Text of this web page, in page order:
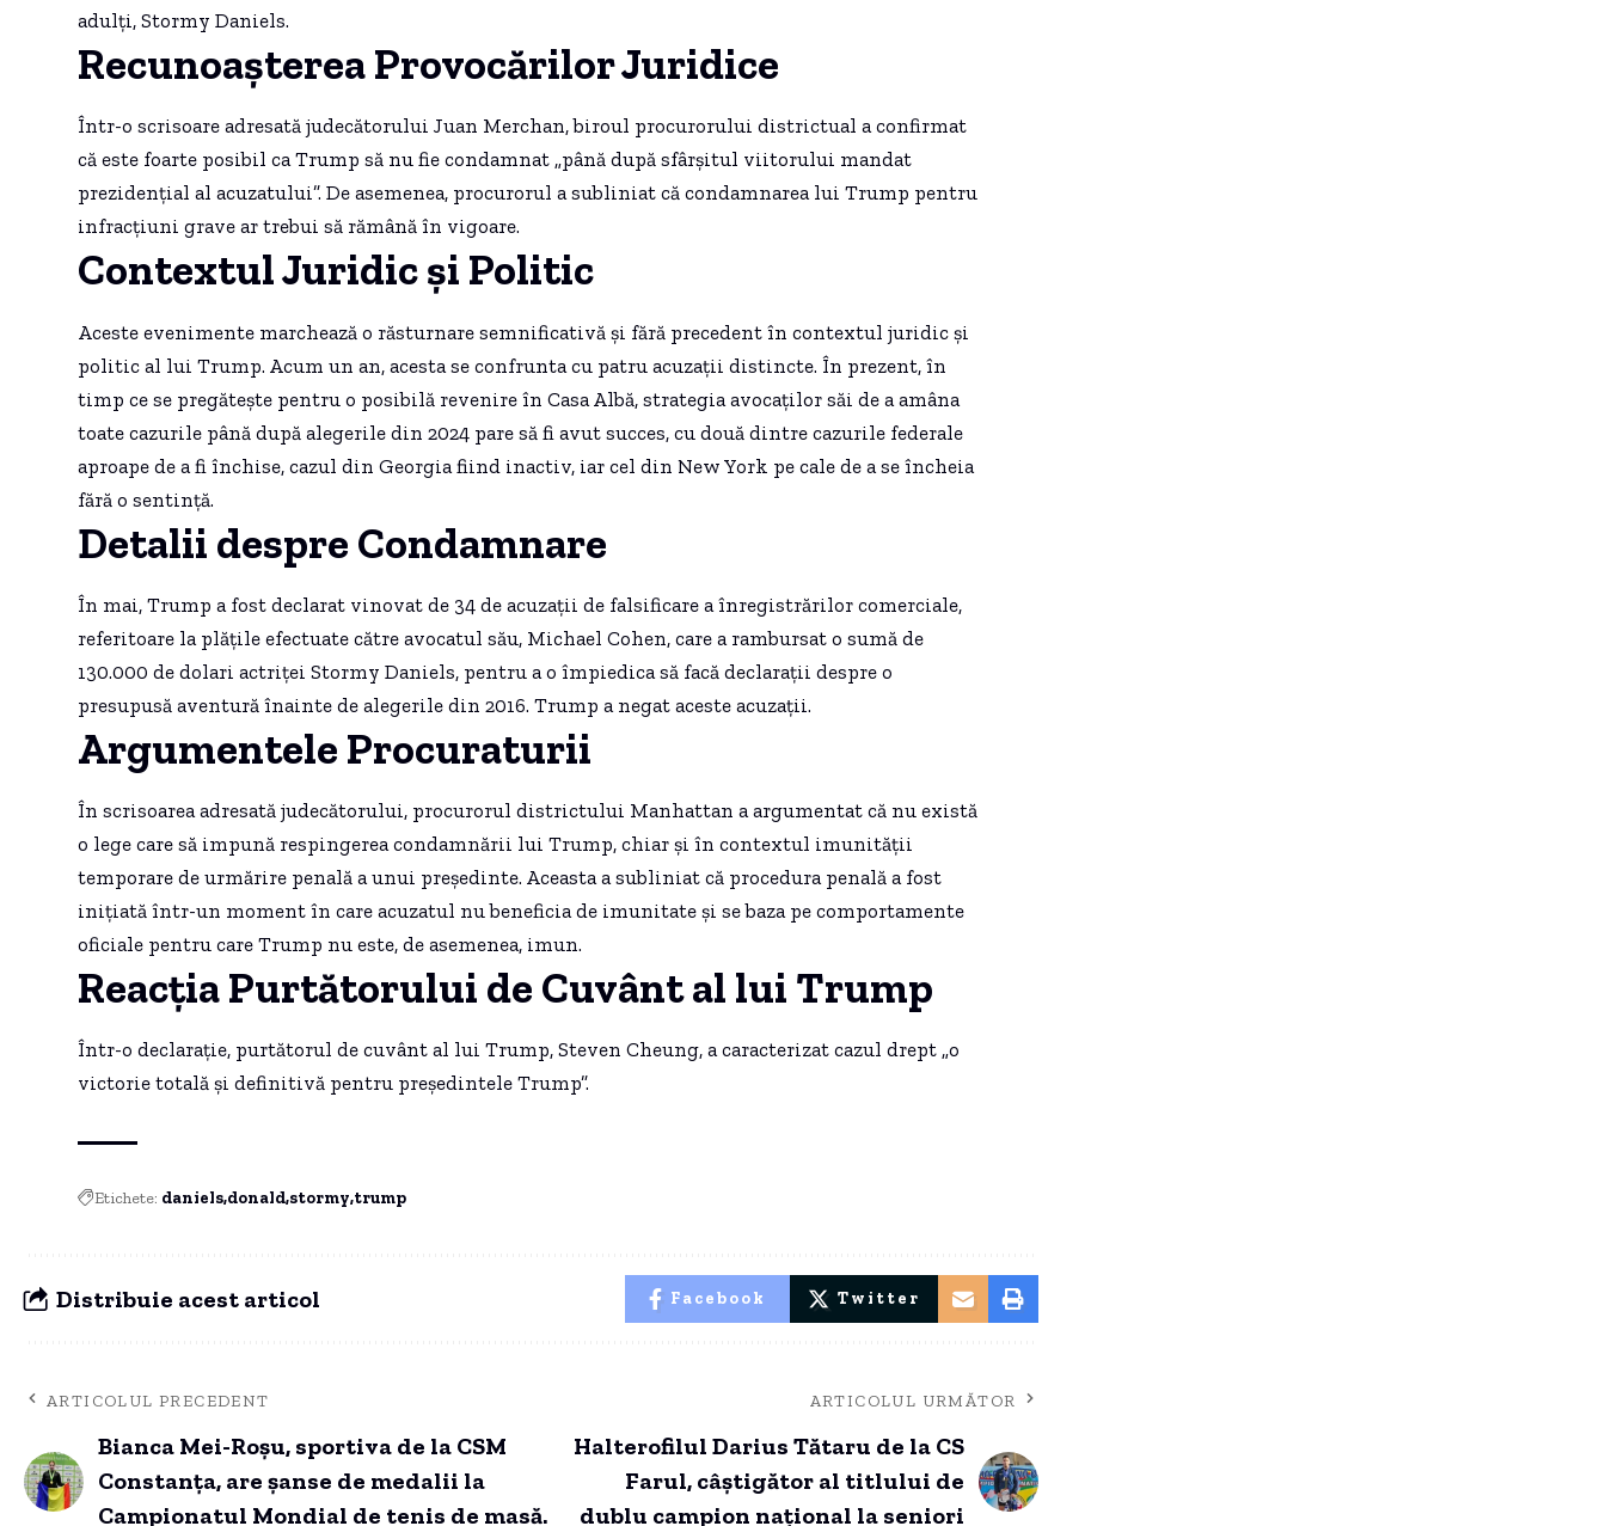
adulți, Stormy Daniels.
Recunoașterea Provocărilor Juridice
Într-o scrisoare adresată judecătorului Juan Merchan, biroul procurorului districtual a confirmat
că este foarte posibil ca Trump să nu fie condamnat „până după sfârșitul viitorului mandat
prezidențial al acuzatului”. De asemenea, procurorul a subliniat că condamnarea lui Trump pentru
infracțiuni grave ar trebui să rămână în vigoare.
Contextul Juridic și Politic
Aceste evenimente marchează o răsturnare semnificativă și fără precedent în contextul juridic și
politic al lui Trump. Acum un an, acesta se confrunta cu patru acuzații distincte. În prezent, în
timp ce se pregătește pentru o posibilă revenire în Casa Albă, strategia avocaților săi de a amâna
toate cazurile până după alegerile din 2024 pare să fi avut succes, cu două dintre cazurile federale
aproape de a fi închise, cazul din Georgia fiind inactiv, iar cel din New York pe cale de a se încheia
fără o sentință.
Detalii despre Condamnare
În mai, Trump a fost declarat vinovat de 34 de acuzații de falsificare a înregistrărilor comerciale,
referitoare la plățile efectuate către avocatul său, Michael Cohen, care a rambursat o sumă de
130.000 de dolari actriței Stormy Daniels, pentru a o împiedica să facă declarații despre o
presupusă aventură înainte de alegerile din 2016. Trump a negat aceste acuzații.
Argumentele Procuraturii
În scrisoarea adresată judecătorului, procurorul districtului Manhattan a argumentat că nu există
o lege care să impună respingerea condamnării lui Trump, chiar și în contextul imunității
temporare de urmărire penală a unui președinte. Aceasta a subliniat că procedura penală a fost
inițiată într-un moment în care acuzatul nu beneficia de imunitate și se baza pe comportamente
oficiale pentru care Trump nu este, de asemenea, imun.
Reacția Purtătorului de Cuvânt al lui Trump
Într-o declarație, purtătorul de cuvânt al lui Trump, Steven Cheung, a caracterizat cazul drept „o
victorie totală și definitivă pentru președintele Trump”.
Etichete: danielsdonaldstormy trump
Distribuie acest articol Facebook Twitter
ARTICOLUL PRECEDENT
Bianca Mei-Roșu, sportiva de la CSM
Constanța, are șanse de medalii la
Campionatul Mondial de tenis de masă.
ARTICOLUL URMĂTOR
Halterofilul Darius Tătaru de la CS
Farul, câștigător al titlului de
dublu campion național la seniori